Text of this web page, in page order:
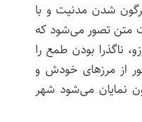
شدن مدنیت و با
متن تصور می‌شود که
ناگذرا بودن طمع را
از مرزهای خودش و
نمایان می‌شود شهر